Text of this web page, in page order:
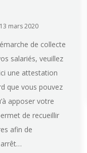
13 mars 2020
de collecte
salariés, veuillez
une attestation
que vous pouvez
apposer votre
de recueillir
afin de